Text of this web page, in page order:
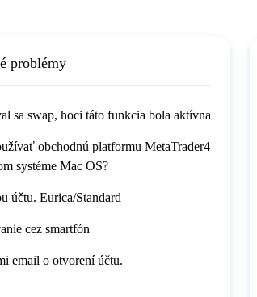
problémy
sa swap, hoci táto funkcia bola aktívna
obchodnú platformu MetaTrader4
systéme Mac OS?
účtu. Eurica/Standard
cez smartfón
email o otvorení účtu.